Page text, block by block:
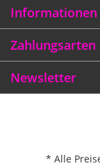
Informationen
Zahlungsarten
Newsletter
* Alle